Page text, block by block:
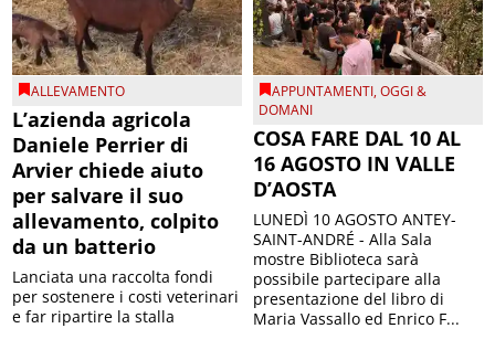
ALLEVAMENTO
L’azienda agricola
Daniele Perrier di
Arvier chiede aiuto
per salvare il suo
allevamento, colpito
da un batterio
Lanciata una raccolta fondi
per sostenere i costi veterinari
e far ripartire la stalla
APPUNTAMENTI,OGGI &
DOMANI
COSA FARE DAL 10 AL
16 AGOSTO IN VALLE
D’AOSTA
LUNEDÌ 10 AGOSTO ANTEY-
SAINT-ANDRÉ - Alla Sala
mostre Biblioteca sarà
possibile partecipare alla
presentazione del libro di
Maria Vassallo ed Enrico F...